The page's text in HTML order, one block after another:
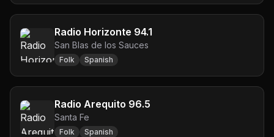
Radio Horizonte 94.1
San Blas de los Sauces
Folk Spanish
Radio Arequito 96.5
Santa Fe
Folk Spanish